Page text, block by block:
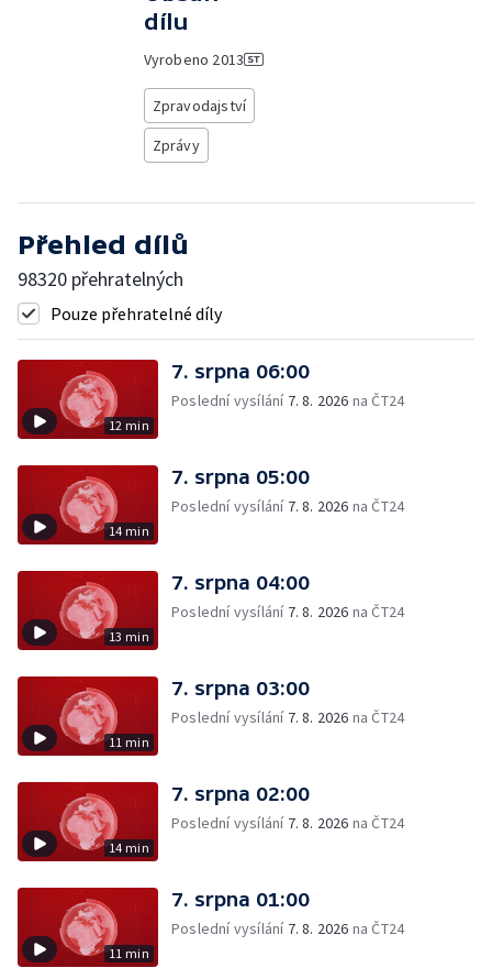
dílu
Vyrobeno 2013
Zpravodajství
Zprávy
Přehled dílů
98320 přehratelných
Pouze přehratelné díly
12 min
7. srpna 06:00
Poslední vysílání 7. 8. 2026 na ČT24
14 min
7. srpna 05:00
Poslední vysílání 7. 8. 2026 na ČT24
13 min
7. srpna 04:00
Poslední vysílání 7. 8. 2026 na ČT24
11 min
7. srpna 03:00
Poslední vysílání 7. 8. 2026 na ČT24
14 min
7. srpna 02:00
Poslední vysílání 7. 8. 2026 na ČT24
11 min
7. srpna 01:00
Poslední vysílání 7. 8. 2026 na ČT24